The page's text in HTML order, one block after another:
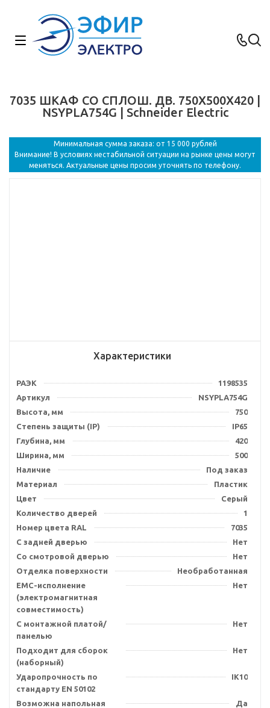
7035 ШКАФ СО СПЛОШ. ДВ. 750Х500Х420 |
NSYPLA754G | Schneider Electric
Минимальная сумма заказа: от 15 000 рублей
Внимание! В условиях нестабильной ситуации на рынке цены могут
меняться. Актуальные цены просим уточнять по телефону.
Характеристики
РАЭК
1198535
Артикул
NSYPLA754G
Высота, мм
750
Степень защиты (IP)
IP65
Глубина, мм
420
Ширина, мм
500
Наличие
Под заказ
Материал
Пластик
Цвет
Серый
Количество дверей
1
Номер цвета RAL
7035
С задней дверью
Нет
Со смотровой дверью
Нет
Отделка поверхности
Необработанная
EMC-исполнение
(электромагнитная
совместимость)
Нет
С монтажной платой/
панелью
Нет
Подходит для сборок
(наборный)
Нет
Ударопрочность по
стандарту EN 50102
IK10
Возможна напольная
Да